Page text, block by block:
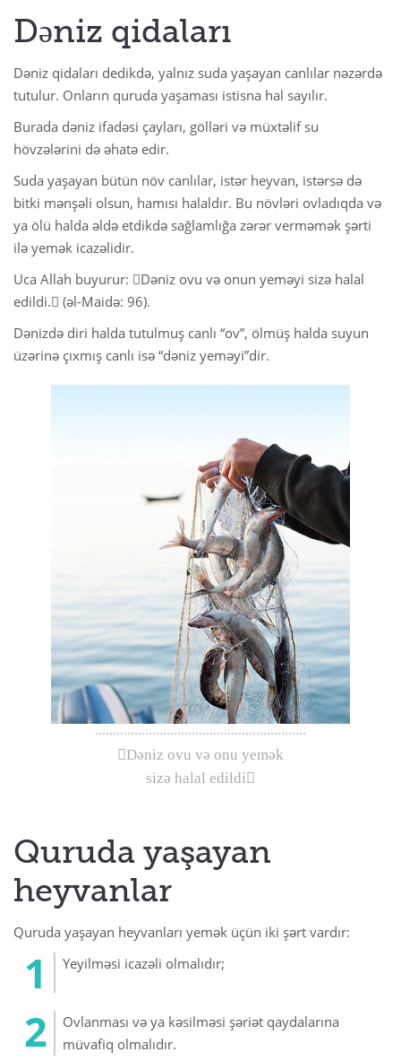
Dəniz qidaları
Dəniz qidaları dedikdə, yalnız suda yaşayan canlılar nəzərdə
tutulur. Onların quruda yaşaması istisna hal sayılır.
Burada dəniz ifadəsi çayları, gölləri və müxtəlif su
hövzələrini də əhatə edir.
Suda yaşayan bütün növ canlılar, istər heyvan, istərsə də
bitki mənşəli olsun, hamısı halaldır. Bu növləri ovladıqda və
ya ölü halda əldə etdikdə sağlamlığa zərər verməmək şərti
ilə yemək icazəlidir.
Uca Allah buyurur: Dəniz ovu və onun yeməyi sizə halal
edildi. (əl-Maidə: 96).
Dənizdə diri halda tutulmuş canlı “ov”, ölmüş halda suyun
üzərinə çıxmış canlı isə “dəniz yeməyi”dir.
Dəniz ovu və onu yemək
sizə halal edildi
Quruda yaşayan
heyvanlar
Quruda yaşayan heyvanları yemək üçün iki şərt vardır:
Yeyilməsi icazəli olmalıdır;
Ovlanması və ya kəsilməsi şəriət qaydalarına
müvafiq olmalıdır.